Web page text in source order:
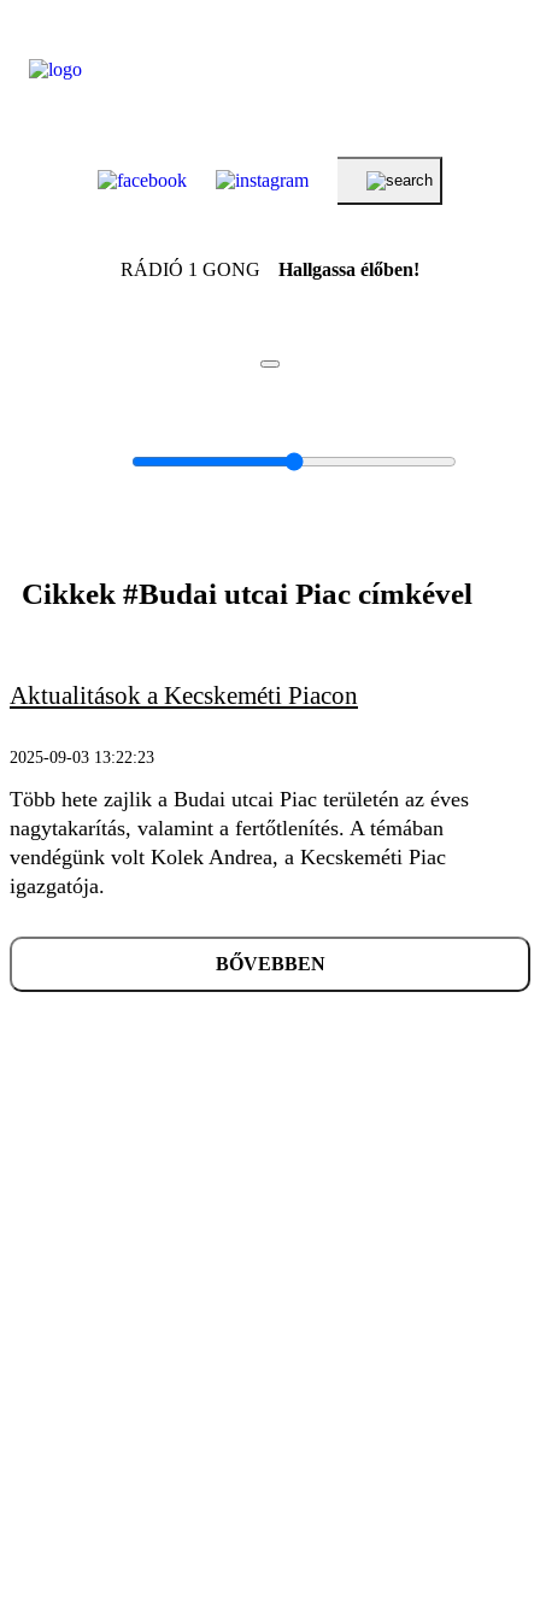
RÁDIÓ 1 GONG Hallgassa élőben!
Cikkek #Budai utcai Piac címkével
Aktualitások a Kecskeméti Piacon
2025-09-03 13:22:23
Több hete zajlik a Budai utcai Piac területén az éves
nagytakarítás, valamint a fertőtlenítés. A témában
vendégünk volt Kolek Andrea, a Kecskeméti Piac
igazgatója.
BŐVEBBEN